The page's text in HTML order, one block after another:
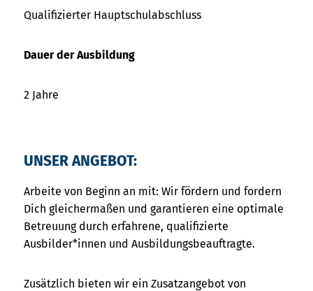
Qualifizierter Hauptschulabschluss
Dauer der Ausbildung
2 Jahre
UNSER ANGEBOT:
Arbeite von Beginn an mit: Wir fördern und fordern
Dich gleichermaßen und garantieren eine optimale
Betreuung durch erfahrene, qualifizierte
Ausbilder*innen und Ausbildungsbeauftragte.
Zusätzlich bieten wir ein Zusatzangebot von